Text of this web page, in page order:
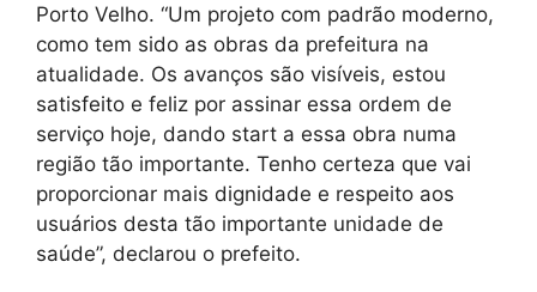
Porto Velho. “Um projeto com padrão moderno,
como tem sido as obras da prefeitura na
atualidade. Os avanços são visíveis, estou
satisfeito e feliz por assinar essa ordem de
serviço hoje, dando start a essa obra numa
região tão importante. Tenho certeza que vai
proporcionar mais dignidade e respeito aos
usuários desta tão importante unidade de
saúde”, declarou o prefeito.